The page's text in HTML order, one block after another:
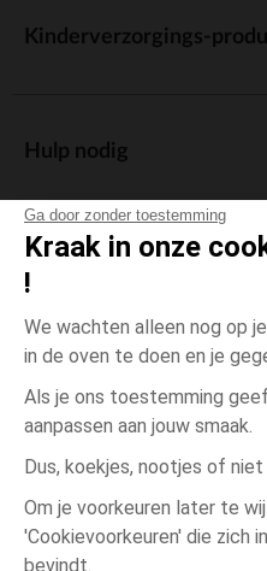
Ga door zonder toestemming
Kraak in onze
!
We wachten alleen nog op
in de oven te doen en je
Als je ons toestemming
aanpassen aan jouw smaak.
Dus, koekjes, nootjes of niet
Om je voorkeuren later te
'Cookievoorkeuren' die zich
bevindt.
Roze Roze
Kinderverzorgings-
Hulp nodig
Algemene
Wettelijke